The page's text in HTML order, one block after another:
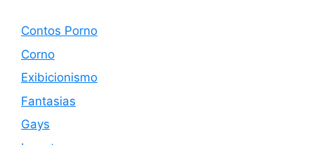
Contos Porno
Corno
Exibicionismo
Fantasias
Gays